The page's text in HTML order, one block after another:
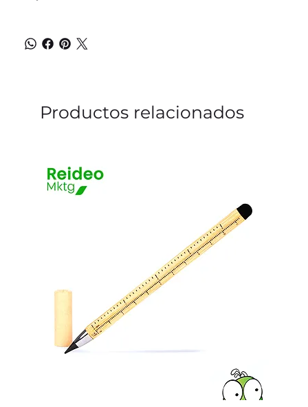
Productos relacionados